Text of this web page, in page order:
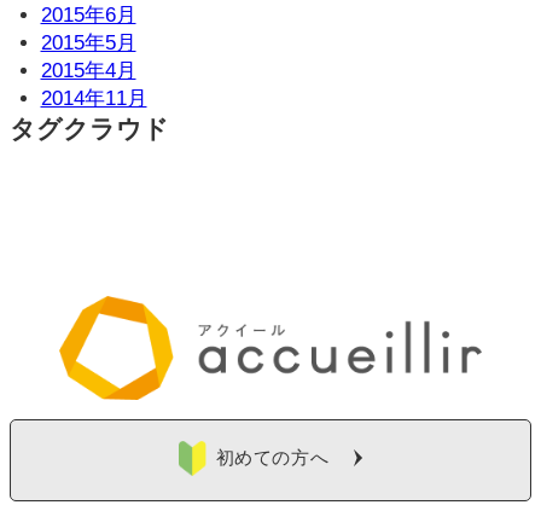
2015年6月
2015年5月
2015年4月
2014年11月
タグクラウド
初めての方へ